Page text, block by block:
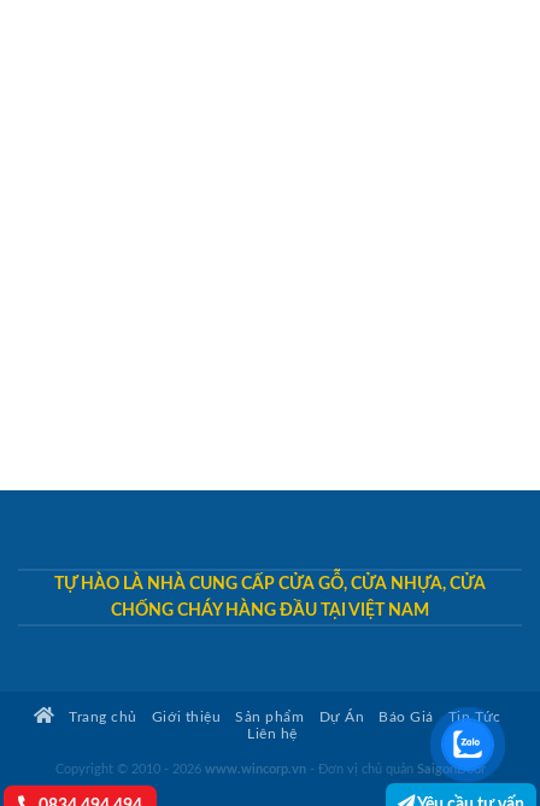
TỰ HÀO LÀ NHÀ CUNG CẤP CỬA GỖ, CỬA NHỰA, CỬA
CHỐNG CHÁY HÀNG ĐẦU TẠI VIỆT NAM
Trang chủ Giới thiệu Sản phẩm Dự Án Báo Giá
Tin Tức
Liên hệ
Copyright © 2010 - 2026 www.wincorp.vn- Đơn vị chủ quản SaigonDoor